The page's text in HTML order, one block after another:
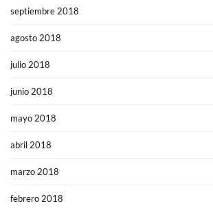
septiembre 2018
agosto 2018
julio 2018
junio 2018
mayo 2018
abril 2018
marzo 2018
febrero 2018